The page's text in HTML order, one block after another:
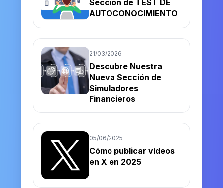
Sección de TEST DE
AUTOCONOCIMIENTO
21/03/2026
Descubre Nuestra
Nueva Sección de
Simuladores
Financieros
05/06/2025
Cómo publicar vídeos
en X en 2025